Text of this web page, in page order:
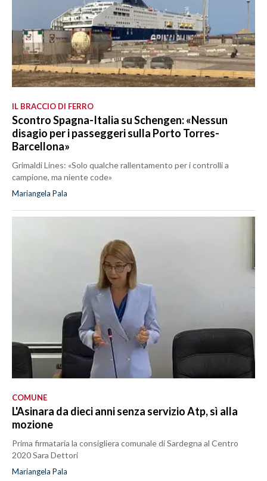
IL BRACCIO DI FERRO
Scontro Spagna-Italia su Schengen: «Nessun
disagio per i passeggeri sulla Porto Torres-
Barcellona»
Grimaldi Lines: «Solo qualche rallentamento per i controlli a
campione, ma niente code»
Mariangela Pala
COMUNE
L'Asinara da dieci anni senza servizio Atp, sì alla
mozione
Prima firmataria la consigliera comunale di Sardegna al Centro
2020 Sara Dettori
Mariangela Pala